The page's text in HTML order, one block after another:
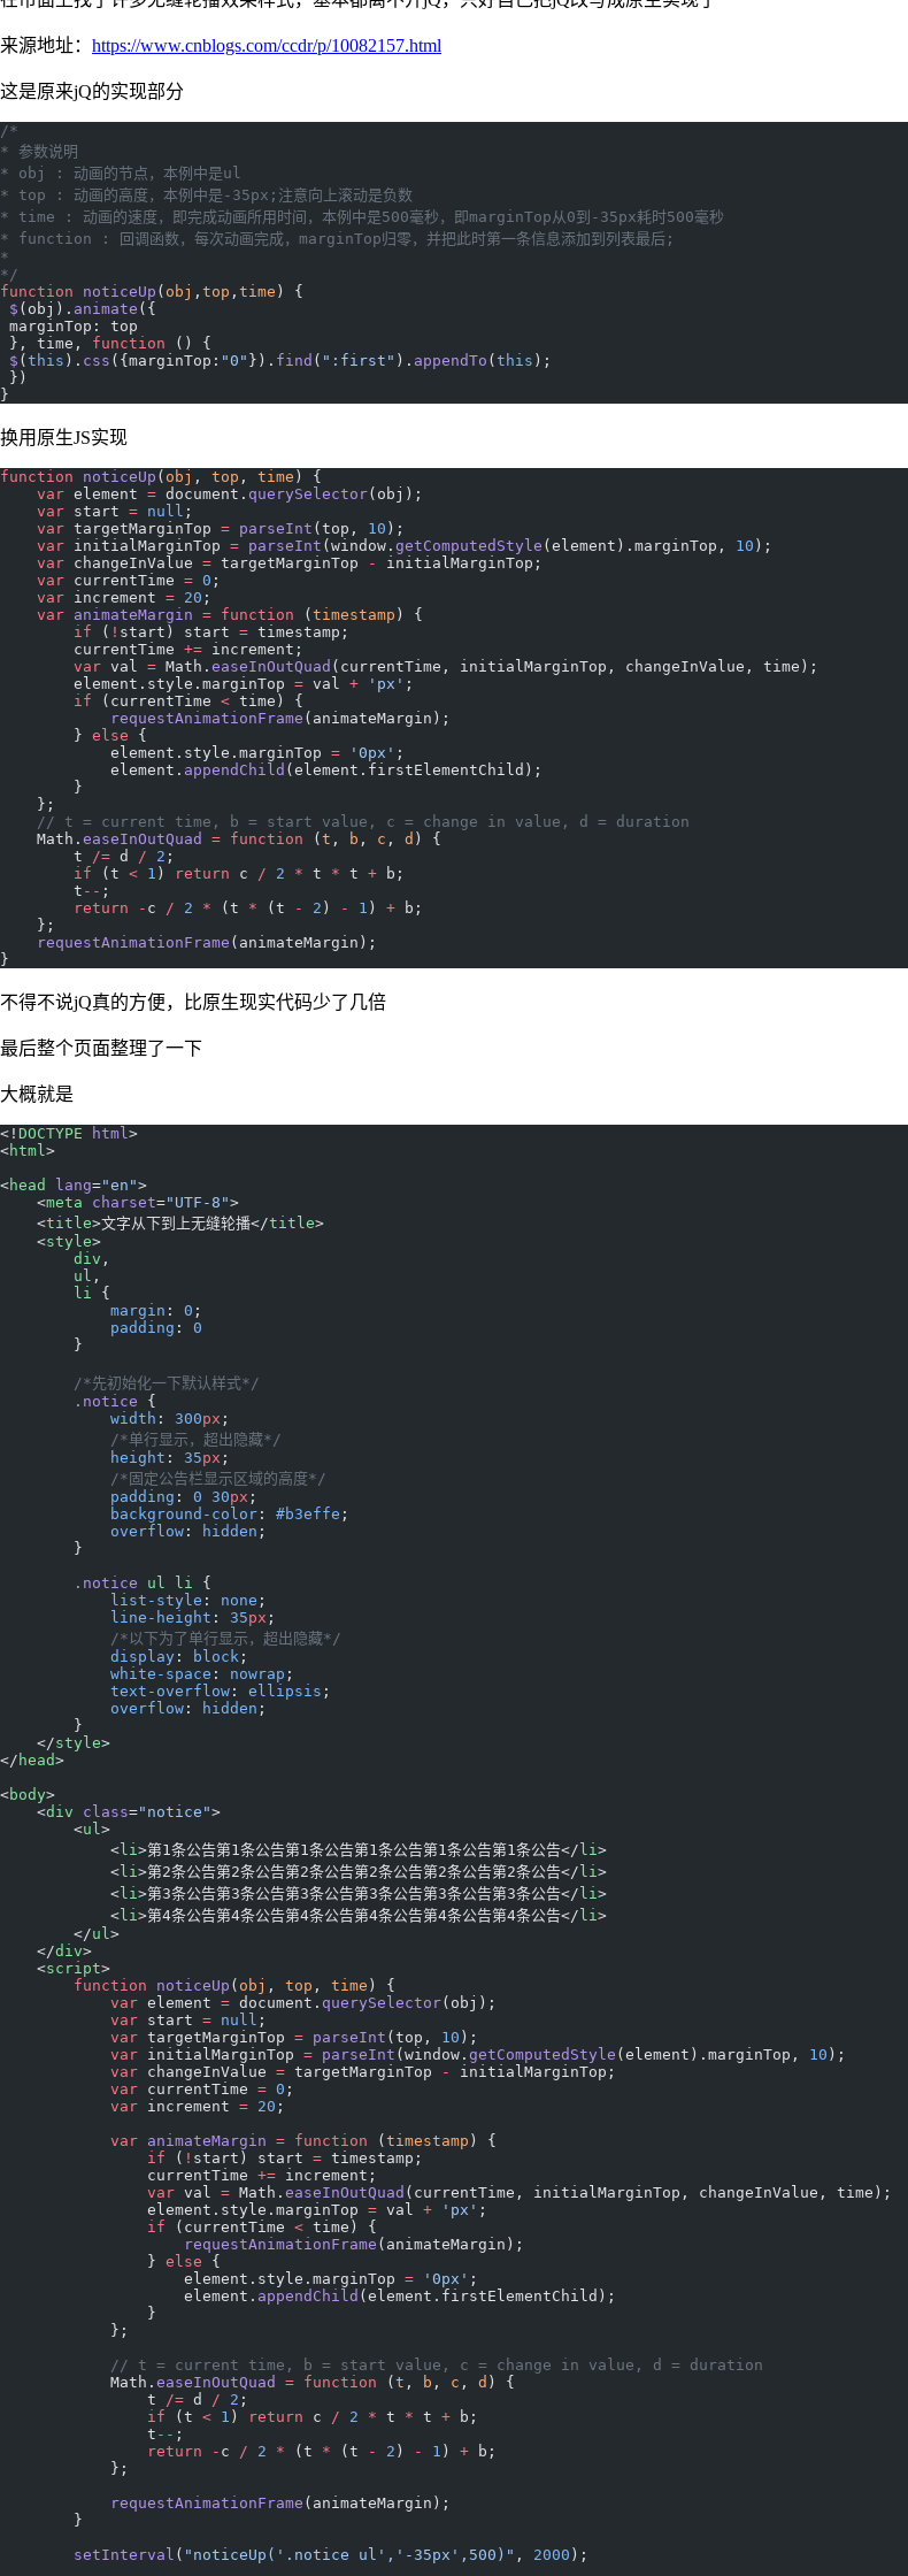
来源地址： https://www.cnblogs.com/ccdr/p/10082157.html
这是原来jQ的实现部分
/*
* 参数说明
* obj : 动画的节点，本例中是ul
* top : 动画的高度，本例中是-35px;注意向上滚动是负数
* time : 动画的速度，即完成动画所用时间，本例中是500毫秒，即marginTop从0到-35px耗时500毫秒
* function : 回调函数，每次动画完成，marginTop归零，并把此时第一条信息添加到列表最后;
*
*/
function noticeUp ( obj , top , time ) {
$ (obj). animate ({
marginTop: top
}, time, function () {
$ ( this ). css ({marginTop: "0" }). find ( ":first" ). appendTo ( this );
})
}
换用原生JS实现
function noticeUp ( obj , top , time ) {
    var
element = document. querySelector(obj);
    var
start = null ;
    var
targetMarginTop = parseInt (top, 10 );
    var
initialMarginTop = parseInt (window. getComputedStyle (element).marginTop, 10 );
    var
changeInValue = targetMarginTop -
initialMarginTop;
    var
currentTime = 0 ;
    var
increment = 20 ;
    var
animateMargin = function ( timestamp ) {
        if
( ! start) start = timestamp;
        currentTime
+= increment;
        var
val = Math. easeInOutQuad (currentTime, initialMarginTop, changeInValue, time);
        element.style.marginTop
= val + 'px' ;
        if
(currentTime < time) {
            requestAnimationFrame
(animateMargin);
        }
else {
            element.style.marginTop
= '0px' ;
            element.
appendChild (element.firstElementChild);
        }
    };
    // t = current time, b = start value, c = change in value, d = duration
    Math.
easeInOutQuad = function ( t , b , c , d ) {
        t
/= d / 2 ;
        if
(t < 1 ) return c / 2 * t * t + b;
        t
-- ;
        return
- c / 2 * (t * (t - 2 ) - 1 ) + b;
    };
    requestAnimationFrame
(animateMargin);
}
不得不说jQ真的方便，比原生现实代码少了几倍
最后整个页面整理了一下
大概就是
<! DOCTYPE html>
<html>
<head lang="en">
    <
meta charset="UTF-8">
    <
title>文字从下到上无缝轮播</title>
    <
style>
        div
,
        ul
,
        li
{
            margin
: 0 ;
            padding
: 0
        }
        /*先初始化一下默认样式*/
        .notice
{
            width
: 300px ;
            /*单行显示，超出隐藏*/
            height
: 35px ;
            /*固定公告栏显示区域的高度*/
            padding
: 0 30px ;
            background-color
: #b3effe ;
            overflow
: hidden ;
        }
        .notice
ul li {
            list-style
: none ;
            line-height
: 35px ;
            /*以下为了单行显示，超出隐藏*/
            display
: block ;
            white-space
: nowrap ;
            text-overflow
: ellipsis ;
            overflow
: hidden ;
        }
    </
style>
</ head>
<body>
    <
div class="notice">
        <
ul>
            <
li>第1条公告第1条公告第1条公告第1条公告第1条公告第1条公告</ li>
            <
li>第2条公告第2条公告第2条公告第2条公告第2条公告第2条公告</ li>
            <
li>第3条公告第3条公告第3条公告第3条公告第3条公告第3条公告</ li>
            <
li>第4条公告第4条公告第4条公告第4条公告第4条公告第4条公告</ li>
        </
ul>
    </
div>
    <
script>
        function
noticeUp ( obj , top , time ) {
            var
element = document. querySelector(obj);
            var
start = null ;
            var
targetMarginTop = parseInt (top, 10 );
            var
initialMarginTop = parseInt (window. getComputedStyle (element).marginTop, 10 );
            var
changeInValue = targetMarginTop -
initialMarginTop;
            var
currentTime = 0 ;
            var
increment = 20 ;
            var
animateMargin = function ( timestamp ) {
                if
( ! start) start = timestamp;
                currentTime
+= increment;
                var
val = Math. easeInOutQuad (currentTime, initialMarginTop, changeInValue, time);
                element.style.marginTop
= val + 'px' ;
                if
(currentTime < time) {
                    requestAnimationFrame
(animateMargin);
                }
else {
                    element.style.marginTop
= '0px' ;
                    element.
appendChild (element.firstElementChild);
                }
            };
            // t = current time, b = start value, c = change in value, d = duration
            Math.
easeInOutQuad = function ( t , b , c , d ) {
                t
/= d / 2 ;
                if
(t < 1 ) return c / 2 * t * t + b;
                t
-- ;
                return
- c / 2 * (t * (t - 2 ) - 1 ) + b;
            };
            requestAnimationFrame
(animateMargin);
        }
        setInterval
( "noticeUp('.notice ul','-35px',500)" , 2000 );